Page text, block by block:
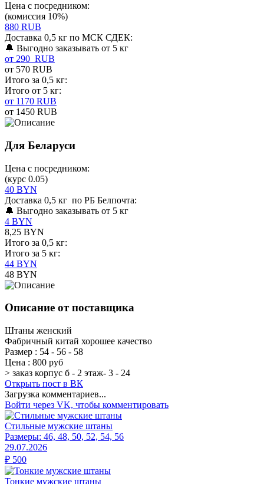
Цена с посредником:
(комиссия 10%)
880 RUB
Доставка 0,5 кг по МСК СДЕК:
🔔 Выгодно заказывать от 5 кг
от 290 RUB
от 570 RUB
Итого за 0,5 кг:
Итого от 5 кг:
от 1170 RUB
от 1450 RUB
Для Беларуси
Цена с посредником:
(курс 0.05)
40 BYN
Доставка 0,5 кг по РБ Белпочта:
🔔 Выгодно заказывать от 5 кг
4 BYN
8,25 BYN
Итого за 0,5 кг:
Итого за 5 кг:
44 BYN
48 BYN
Описание от поставщика
Штаны женский
Фабричный китай хорошее качество
Размер : 54 - 56 - 58
Цена : 800 руб
> заказ корпус б - 2 этаж- 3 - 24
Открыть пост в ВК
Загрузка комментариев...
Войти через VK, чтобы комментировать
Стильные мужские штаны
Размеры: 46, 48, 50, 52, 54, 56
29.07.2026
₽ 500
Тонкие мужские штаны